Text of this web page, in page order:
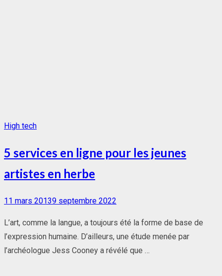
High tech
5 services en ligne pour les jeunes
artistes en herbe
Posted
11 mars 20139 septembre 2022
L’art, comme la langue, a toujours été la forme de base de
l’expression humaine. D’ailleurs, une étude menée par
l’archéologue Jess Cooney a révélé que …